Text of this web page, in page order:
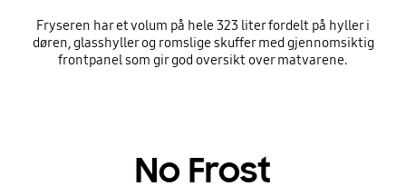
Fryseren har et volum på hele 323 liter fordelt på hyller i
døren, glasshyller og romslige skuffer med gjennomsiktig
frontpanel som gir god oversikt over matvarene.
No Frost